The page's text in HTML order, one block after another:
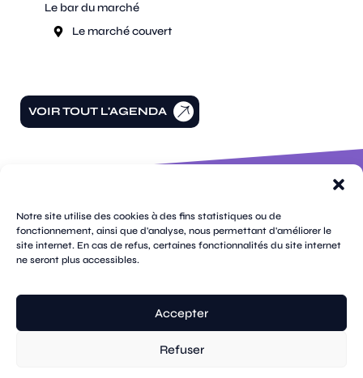
Notre site utilise des cookies à des fins statistiques ou de
fonctionnement, ainsi que d'analyse, nous permettant d'améliorer le
site internet. En cas de refus, certaines fonctionnalités du site internet
ne seront plus accessibles.
Accepter
Refuser
Le bar du marché
Le marché couvert
VOIR TOUT L'AGENDA
de la
république
CS
70809
89108
Cedex
tik
tok
twitter
(X)
pages
plan
réalisation tongui.com